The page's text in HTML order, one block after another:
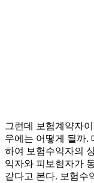
그런데 보험계약자
우에는 어떻게 될까.
하여 보험수익자의
익자와 피보험자가
같다고 본다. 보험수